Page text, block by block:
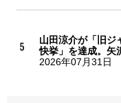
山田涼介が「旧ジ
快挙」を達成。矢
2026年07月31日